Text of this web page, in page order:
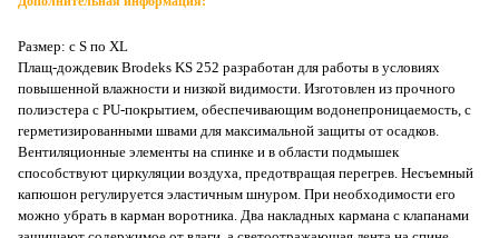
Размер: с S по XL
Плащ-дождевик Brodeks KS 252 разработан для работы в условиях
повышенной влажности и низкой видимости. Изготовлен из прочного
полиэстера с PU-покрытием, обеспечивающим водонепроницаемость, с
герметизированными швами для максимальной защиты от осадков.
Вентиляционные элементы на спинке и в области подмышек
способствуют циркуляции воздуха, предотвращая перегрев. Несъемный
капюшон регулируется эластичным шнуром. При необходимости его
можно убрать в карман воротника. Два накладных кармана с клапанами